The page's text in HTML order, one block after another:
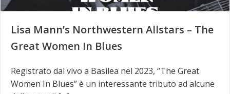
Lisa Mann’s Northwestern Allstars – The
Great Women In Blues
Registrato dal vivo a Basilea nel 2023, “The Great
Women In Blues” è un interessante tributo ad alcune